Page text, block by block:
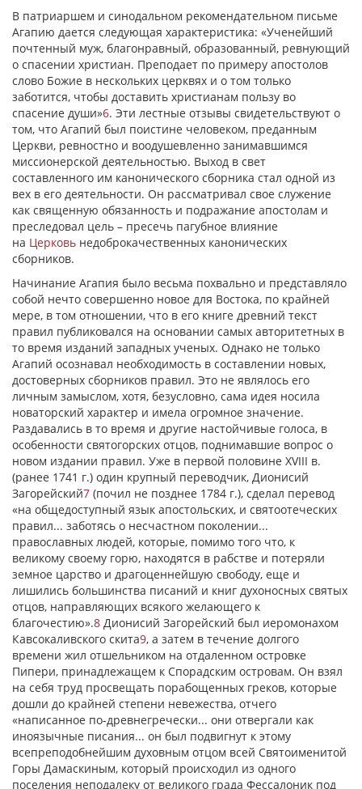
В патриаршем и синодальном рекомендательном письме
Агапию дается следующая характеристика: «Ученейший
почтенный муж, благонравный, образованный, ревнующий
о спасении христиан. Преподает по примеру апостолов
слово Божие в нескольких церквях и о том только
заботится, чтобы доставить христианам пользу во
спасение души»6. Эти лестные отзывы свидетельствуют о
том, что Агапий был поистине человеком, преданным
Церкви, ревностно и воодушевленно занимавшимся
миссионерской деятельностью. Выход в свет
составленного им канонического сборника стал одной из
вех в его деятельности. Он рассматривал свое служение
как священную обязанность и подражание апостолам и
преследовал цель – пресечь пагубное влияние
на Церковь недоброкачественных канонических
сборников.
Начинание Агапия было весьма похвально и представляло
собой нечто совершенно новое для Востока, по крайней
мере, в том отношении, что в его книге древний текст
правил публиковался на основании самых авторитетных в
то время изданий западных ученых. Однако не только
Агапий осознавал необходимость в составлении новых,
достоверных сборников правил. Это не являлось его
личным замыслом, хотя, безусловно, сама идея носила
новаторский характер и имела огромное значение.
Раздавались в то время и другие настойчивые голоса, в
особенности святогорских отцов, поднимавшие вопрос о
новом издании правил. Уже в первой половине XVIII в.
(ранее 1741 г.) один крупный переводчик, Дионисий
Загорейский7 (почил не позднее 1784 г.), сделал перевод
«на общедоступный язык апостольских, и святоотеческих
правил... заботясь о несчастном поколении...
православных людей, которые, помимо того что, к
великому своему горю, находятся в рабстве и потеряли
земное царство и драгоценнейшую свободу, еще и
лишились большинства писаний и книг духоносных святых
отцов, направляющих всякого желающего к
благочестию».8 Дионисий Загорейский был иеромонахом
Кавсокаливского скита9, а затем в течение долгого
времени жил отшельником на отдаленном островке
Пипери, принадлежащем к Спорадским островам. Он взял
на себя труд просвещать порабощенных греков, которые
дошли до крайней степени невежества, отчего
«написанное по-древнегречески... они отвергали как
иноязычные писания... он был подвигнут к этому
всепреподобнейшим духовным отцом всей Святоименитой
Горы Дамаскиным, который происходил из одного
поселения неподалеку от великого града Фессалоник под